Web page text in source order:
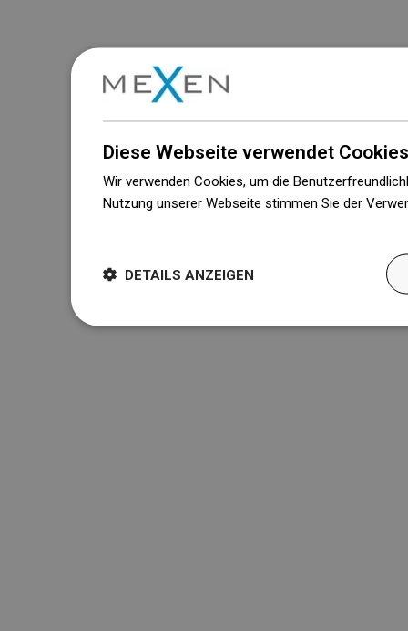
Diese Webseite verwendet
Wir verwenden Cookies, um die
Nutzung unserer Webseite stimmen Sie der
DETAILS ANZEIGEN